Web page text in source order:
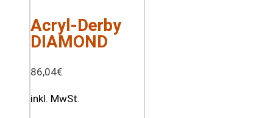
Acryl-Derby
DIAMOND
86,04€
inkl. MwSt.